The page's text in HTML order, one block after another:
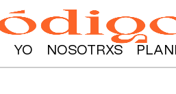
YO NOSOTRXS